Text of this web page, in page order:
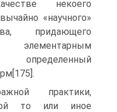
некоего
«научного»
придающего
практики,
то или иное